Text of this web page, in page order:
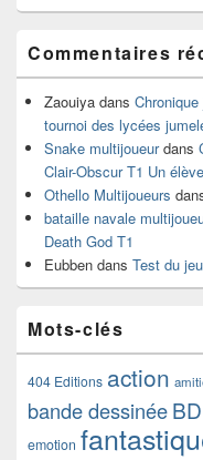
Commentaires
Zaouiya dans
tournoi des lycées
Snake multijoueurdans
Clair-Obscur T1 Un
Othello Multijoueurs
bataille navale
Death God T1
Eubben dans Test du
Mots-clés
404 Editions action
bande dessinéeBD
emotion